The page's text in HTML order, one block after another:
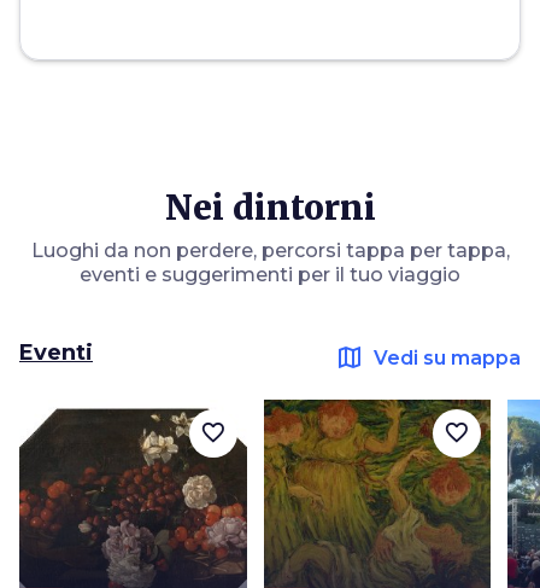
Nei dintorni
Luoghi da non perdere, percorsi tappa per tappa,
eventi e suggerimenti per il tuo viaggio
Eventi map Vedi su mappa
favorite_border favorite_border